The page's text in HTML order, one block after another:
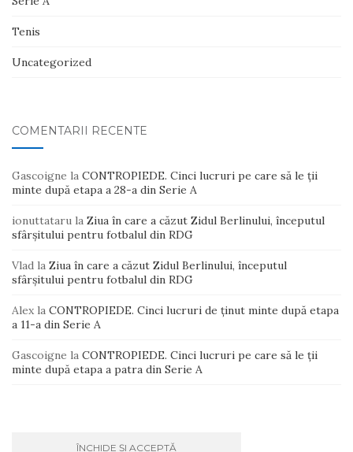
Tenis
Uncategorized
COMENTARII RECENTE
Gascoigne la CONTROPIEDE. Cinci lucruri pe care să le ții
minte după etapa a 28-a din Serie A
ionuttataru la Ziua în care a căzut Zidul Berlinului, începutul
sfârșitului pentru fotbalul din RDG
Vlad la Ziua în care a căzut Zidul Berlinului, începutul
sfârșitului pentru fotbalul din RDG
Alex la CONTROPIEDE. Cinci lucruri de ținut minte după etapa
a 11-a din Serie A
Gascoigne la CONTROPIEDE. Cinci lucruri pe care să le ții
minte după etapa a patra din Serie A